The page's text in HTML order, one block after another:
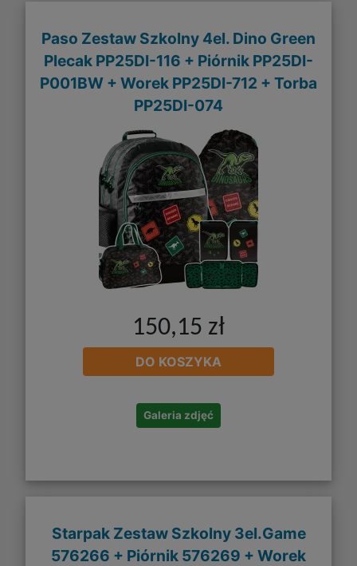
Paso Zestaw Szkolny 4el. Dino Green
Plecak PP25DI-116 + Piórnik PP25DI-
P001BW + Worek PP25DI-712 + Torba
PP25DI-074
150,15 zł
DO KOSZYKA
Galeria zdjęć
Starpak Zestaw Szkolny 3el.Game
576266 + Piórnik 576269 + Worek